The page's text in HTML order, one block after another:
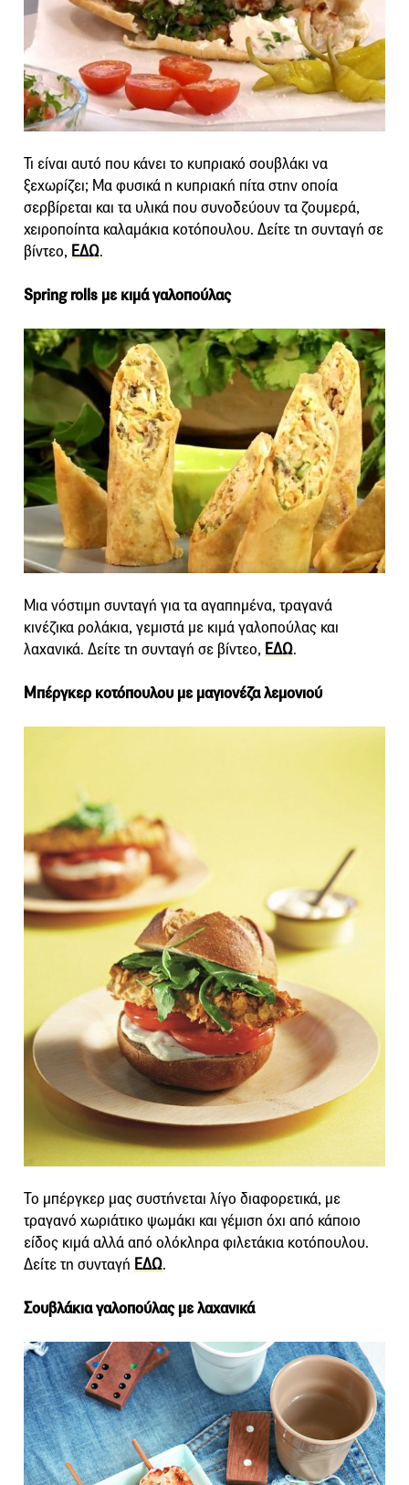
Τι είναι αυτό που κάνει το κυπριακό σουβλάκι να
ξεχωρίζει; Μα φυσικά η κυπριακή πίτα στην οποία
σερβίρεται και τα υλικά που συνοδεύουν τα ζουμερά,
χειροποίητα καλαμάκια κοτόπουλου. Δείτε τη συνταγή σε
βίντεο, ΕΔΩ.
Spring rolls με κιμά γαλοπούλας
Μια νόστιμη συνταγή για τα αγαπημένα, τραγανά
κινέζικα ρολάκια, γεμιστά με κιμά γαλοπούλας και
λαχανικά. Δείτε τη συνταγή σε βίντεο, ΕΔΩ.
Μπέργκερ κοτόπουλου με μαγιονέζα λεμονιού
Το μπέργκερ μας συστήνεται λίγο διαφορετικά, με
τραγανό χωριάτικο ψωμάκι και γέμιση όχι από κάποιο
είδος κιμά αλλά από ολόκληρα φιλετάκια κοτόπουλου.
Δείτε τη συνταγή ΕΔΩ.
Σουβλάκια γαλοπούλας με λαχανικά